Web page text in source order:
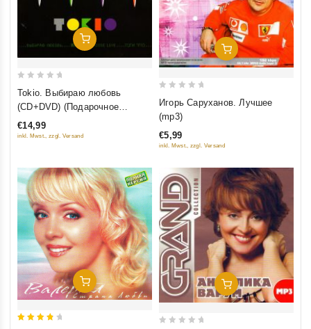
Добавить В Корзину
5
Tokio. Выбираю любовь
(CD+DVD) (Подарочное
издание)
€14,99
inkl. Mwst., zzgl. Versand
Добавить В Корзину
5
Игорь Саруханов. Лучшее
(mp3)
€5,99
inkl. Mwst., zzgl. Versand
Добавить В Корзину Добавить В Корзину